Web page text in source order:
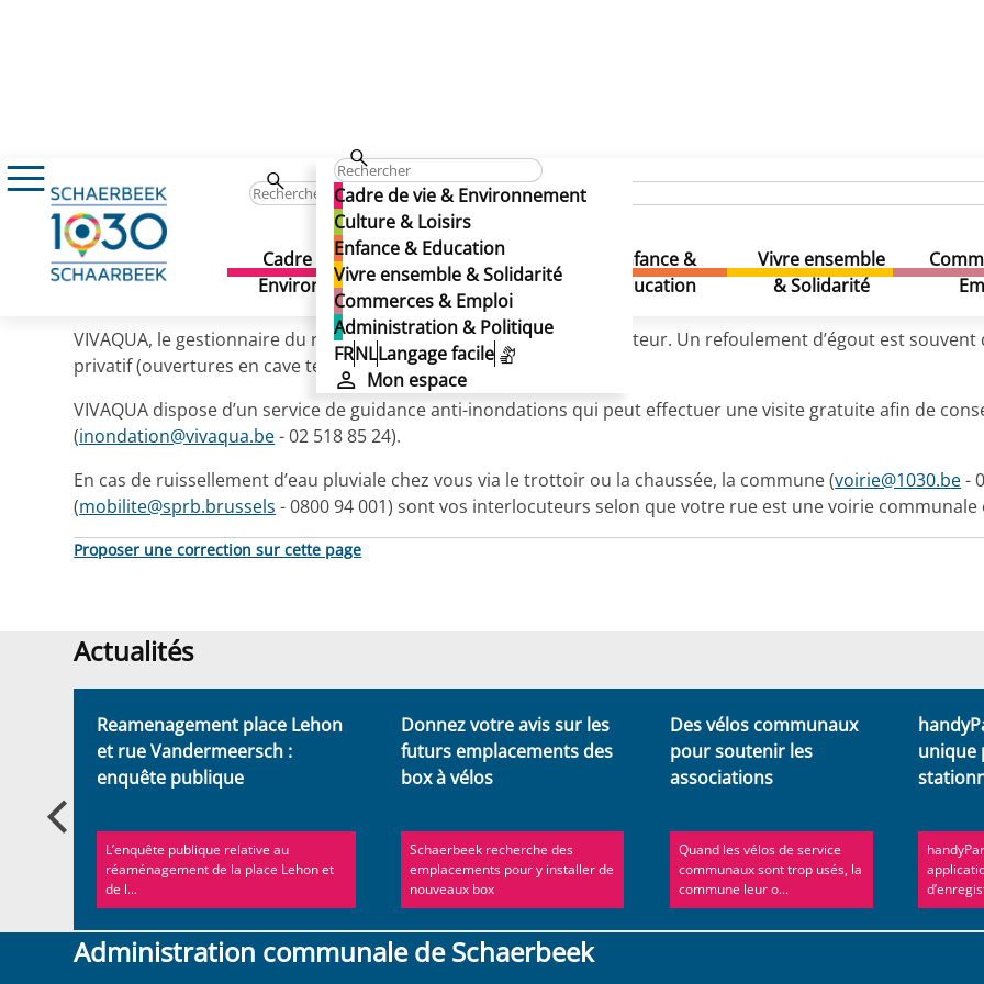
Cadre de vie & Environnement
Culture & Loisirs
Enfance & Education
Vivre ensemble & Solidarité
Commerces & Emploi
Administration & Politique
FRNLLangage facile
Mon espace
Cadre de vie &
Environnement
Culture & Loisirs
Enfance &
Education
Vivre ensemble
& Solidarité
Un refoulement d’égout chez vous lors d’intempéries : qui contacter ?
Un refoulement d’égout chez vous lors d’intempéries :
Un refoulement d’égout chez vous lors d’intempéries :
Publié le 30/11/2023
VIVAQUA, le gestionnaire du réseau d’égouttage, est votre interlocuteur. Un refoulement d’égout est
privatif (ouvertures en cave telles que “sterfput”, etc.).
VIVAQUA dispose d’un service de guidance anti-inondations qui peut effectuer une visite gratuite afin de
(inondation@vivaqua.be- 02 518 85 24).
En cas de ruissellement d’eau pluviale chez vous via le trottoir ou la chaussée, la commune (voirie@1030.be-
(mobilite@sprb.brussels - 0800 94 001) sont vos interlocuteurs selon que votre rue est une voirie communale
Proposer une correction sur cette page
Actualités
Actualités
Reamenagement place Lehon
et rue Vandermeersch :
enquête publique
L’enquête publique relative au
réaménagement de la place Lehon et
de l...
Donnez votre avis sur les
futurs emplacements des
box à vélos
Schaerbeek recherche des
emplacements pour y installer de
nouveaux box
Des vélos communaux
pour soutenir les
associations
Quand les vélos de service
communaux sont trop usés, la
commune leur o...
unique
Administration communale de Schaerbeek